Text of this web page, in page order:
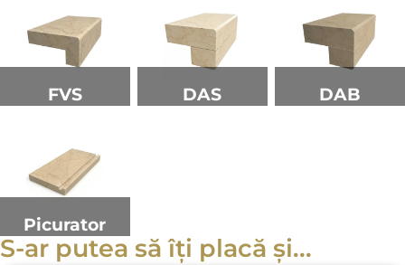
FVS DAS DAB
Picurator
S-ar putea să îți placă și...